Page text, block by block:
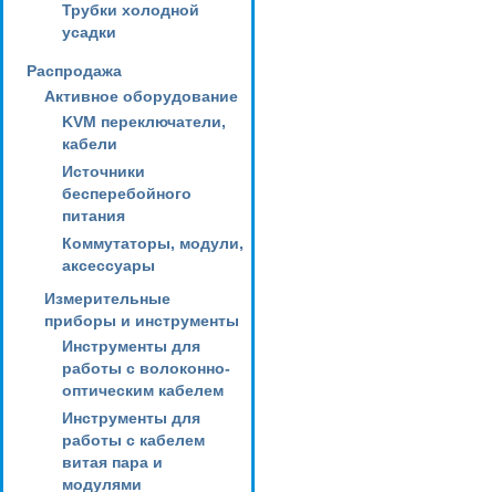
Трубки холодной
усадки
Распродажа
Активное оборудование
KVM переключатели,
кабели
Источники
бесперебойного
питания
Коммутаторы, модули,
аксессуары
Измерительные
приборы и инструменты
Инструменты для
работы с волоконно-
оптическим кабелем
Инструменты для
работы с кабелем
витая пара и
модулями